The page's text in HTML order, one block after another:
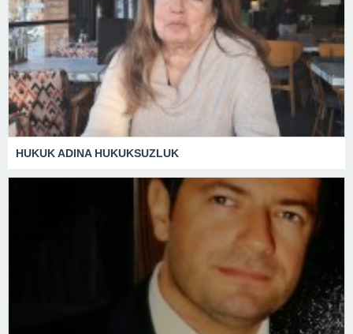
HUKUK ADINA HUKUKSUZLUK